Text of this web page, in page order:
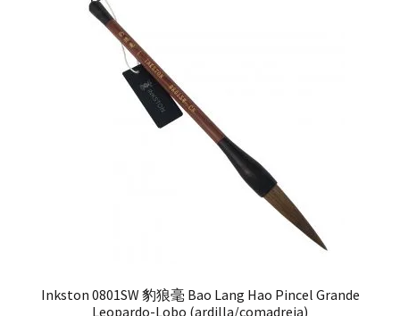
Inkston 0801SW 豹狼毫 Bao Lang Hao Pincel Grande
Leopardo-Lobo (ardilla/comadreja)